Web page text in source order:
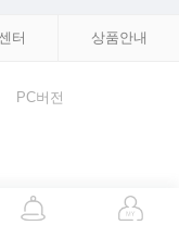
터 상품안내
PC버전